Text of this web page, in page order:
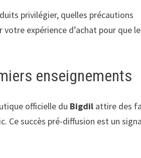
privilégier, quelles précautions
expérience d’achat pour que le
enseignements
officielle du Bigdil attire des
Ce succès pré-diffusion est un